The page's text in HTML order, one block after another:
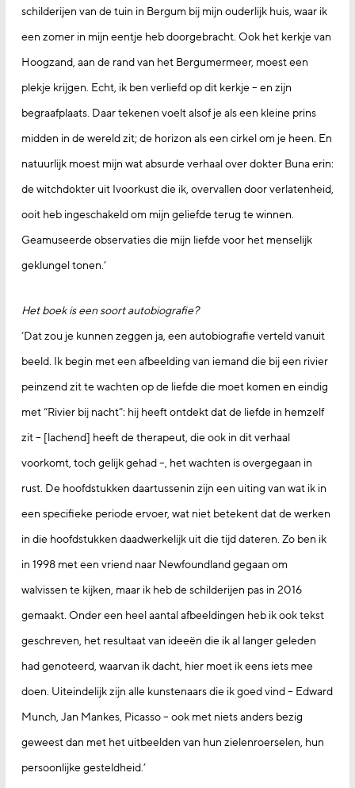
schilderijen van de tuin in Bergum bij mijn ouderlijk huis, waar ik
een zomer in mijn eentje heb doorgebracht. Ook het kerkje van
Hoogzand, aan de rand van het Bergumermeer, moest een
plekje krijgen. Echt, ik ben verliefd op dit kerkje – en zijn
begraafplaats. Daar tekenen voelt alsof je als een kleine prins
midden in de wereld zit; de horizon als een cirkel om je heen. En
natuurlijk moest mijn wat absurde verhaal over dokter Buna erin:
de witchdokter uit Ivoorkust die ik, overvallen door verlatenheid,
ooit heb ingeschakeld om mijn geliefde terug te winnen.
Geamuseerde observaties die mijn liefde voor het menselijk
geklungel tonen.’
Het boek is een soort autobiografie?
‘Dat zou je kunnen zeggen ja, een autobiografie verteld vanuit
beeld. Ik begin met een afbeelding van iemand die bij een rivier
peinzend zit te wachten op de liefde die moet komen en eindig
met “Rivier bij nacht”: hij heeft ontdekt dat de liefde in hemzelf
zit – [lachend] heeft de therapeut, die ook in dit verhaal
voorkomt, toch gelijk gehad –, het wachten is overgegaan in
rust. De hoofdstukken daartussenin zijn een uiting van wat ik in
een specifieke periode ervoer, wat niet betekent dat de werken
in die hoofdstukken daadwerkelijk uit die tijd dateren. Zo ben ik
in 1998 met een vriend naar Newfoundland gegaan om
walvissen te kijken, maar ik heb de schilderijen pas in 2016
gemaakt. Onder een heel aantal afbeeldingen heb ik ook tekst
geschreven, het resultaat van ideeën die ik al langer geleden
had genoteerd, waarvan ik dacht, hier moet ik eens iets mee
doen. Uiteindelijk zijn alle kunstenaars die ik goed vind – Edward
Munch, Jan Mankes, Picasso – ook met niets anders bezig
geweest dan met het uitbeelden van hun zielenroerselen, hun
persoonlijke gesteldheid.’